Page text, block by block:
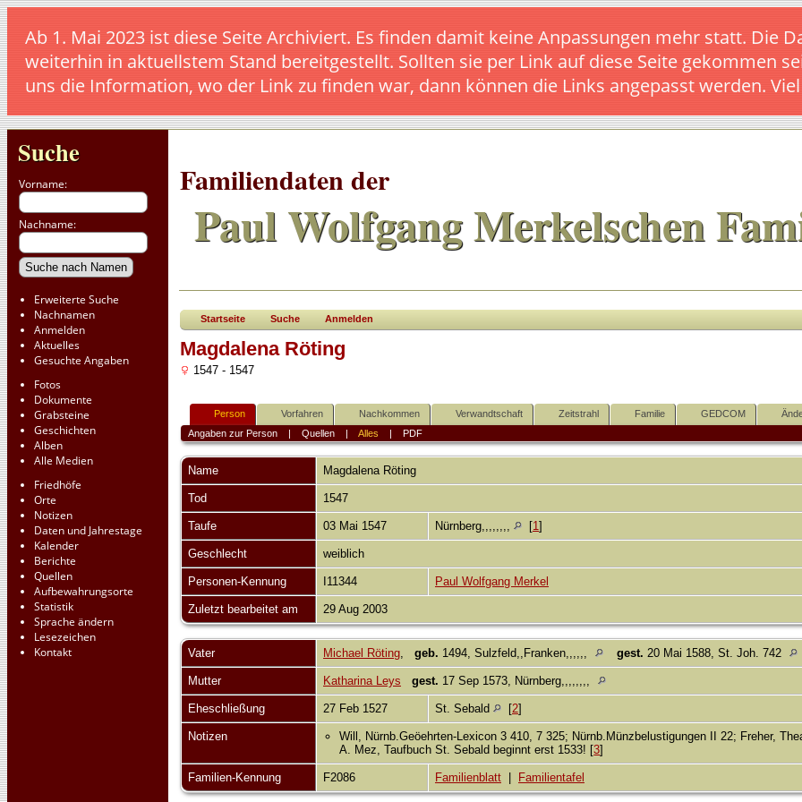
Ab 1. Mai 2023 ist diese Seite Archiviert. Es finden damit keine Anpassungen mehr statt. Die
weiterhin in aktuellstem Stand bereitgestellt. Sollten sie per Link auf diese Seite gekommen
uns die Information, wo der Link zu finden war, dann können die Links angepasst werden.
Suche
Vorname:
Nachname:
Erweiterte Suche
Nachnamen
Anmelden
Aktuelles
Gesuchte Angaben
Fotos
Dokumente
Grabsteine
Geschichten
Alben
Alle Medien
Friedhöfe
Orte
Notizen
Daten und Jahrestage
Kalender
Berichte
Quellen
Aufbewahrungsorte
Statistik
Sprache ändern
Lesezeichen
Kontakt
Familiendaten der
Paul Wolfgang Merkelschen
Startseite Suche Anmelden
Magdalena Röting
1547 - 1547
Person Vorfahren Nachkommen Verwandtschaft Zeitstrahl Familie GEDCOM
Angaben zur Person| Quellen| Alles | PDF
Name Magdalena Röting
Tod 1547
Taufe 03 Mai 1547 Nürnberg,,,,,,,, [1]
Geschlecht weiblich
Personen-Kennung I11344 Paul Wolfgang Merkel
Zuletzt bearbeitet am 29 Aug 2003
Vater Michael Röting, geb. 1494, Sulzfeld,,Franken,,,,,, gest. 20 Mai 1588, St. Joh. 742
Mutter Katharina Leys gest. 17 Sep 1573, Nürnberg,,,,,,,,
Eheschließung 27 Feb 1527 St. Sebald [2]
Notizen
Will, Nürnb.Geöehrten-Lexicon 3 410, 7 325; Nürnb.Münzbelustigungen II 22; Freher,
A. Mez, Taufbuch St. Sebald beginnt erst 1533! [3]
Familien-Kennung F2086 Familienblatt Familientafel